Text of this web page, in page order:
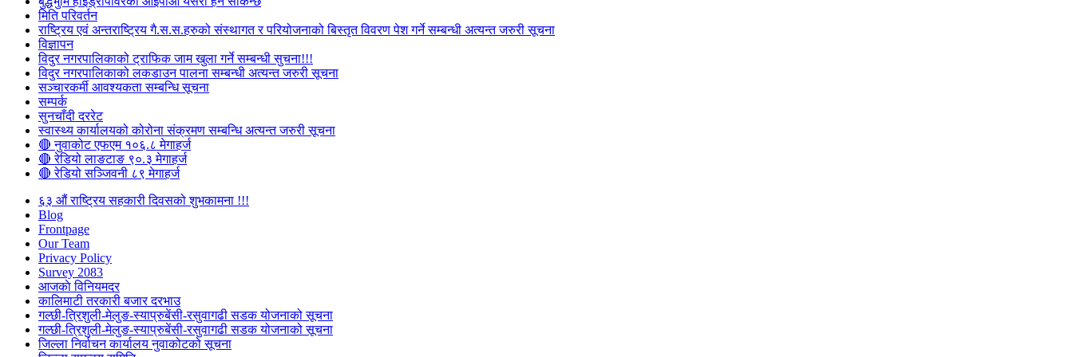
मिति परिवर्तन
राष्ट्रिय एवं अन्तराष्ट्रिय गै.स.स.हरुको संस्थागत र परियोजनाको बिस्तृत विवरण पेश गर्ने सम्बन्धी अत्यन्त जरुरी सूचना
विज्ञापन
विदुर नगरपालिकाको ट्राफिक जाम खुला गर्ने सम्बन्धी सुचना!!!
विदुर नगरपालिकाको लकडाउन पालना सम्बन्धी अत्यन्त जरुरी सूचना
सञ्चारकर्मी आवश्यकता सम्बन्धि सूचना
सम्पर्क
सुनचाँदी दररेट
स्वास्थ्य कार्यालयको कोरोना संक्रमण सम्बन्धि अत्यन्त जरुरी सूचना
🔴 नुवाकोट एफएम १०६.८ मेगाहर्ज
🔴 रेडियो लाङटाङ ९०.३ मेगाहर्ज
🔴 रेडियो सञ्जिवनी ८९ मेगाहर्ज
६३ औं राष्ट्रिय सहकारी दिवसको शुभकामना !!!
Blog
Frontpage
Our Team
Privacy Policy
Survey 2083
आजकाे विनियमदर
कालिमाटी तरकारी बजार दरभाउ
गल्छी-त्रिशुली-मेलुङ-स्याप्रुबेंसी-रसुवागढी सडक योजनाको सूचना
गल्छी-त्रिशुली-मेलुङ-स्याप्रुबेंसी-रसुवागढी सडक योजनाको सूचना
जिल्ला निर्वाचन कार्यालय नुवाकोटको सूचना